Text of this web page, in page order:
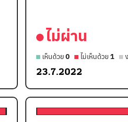
ไม่ผ่าน
เห็นด้วย 0 ไม่เห็นด้วย 1
23.7.2022